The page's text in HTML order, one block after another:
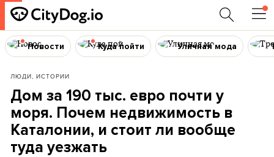
Новости Куда пойти Уличная мода
ЛЮДИ, ИСТОРИИ
Дом за 190 тыс. евро почти у
моря. Почем недвижимость в
Каталонии, и стоит ли вообще
туда уезжать